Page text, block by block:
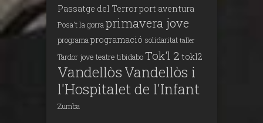
Passatge del Terrorport aventura
Posa't la gorra primavera jove
programa programació solidaritat taller
Tardor jove teatre tibidaboTok'l 2 tokl2
VandellòsVandellòs i
l'Hospitalet de l'Infant
Zumba